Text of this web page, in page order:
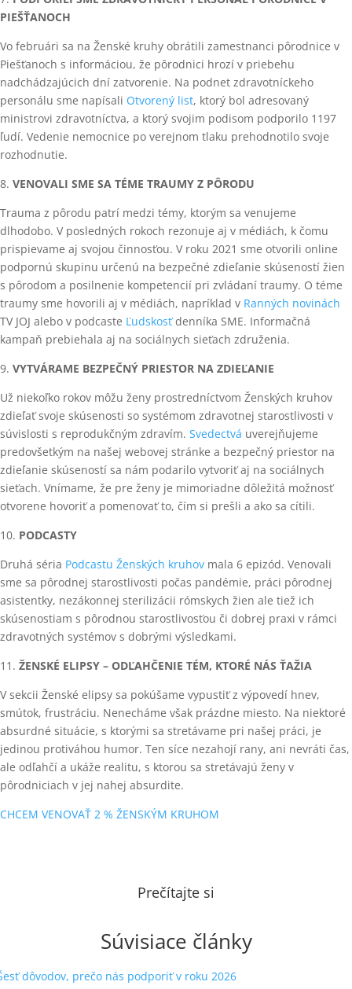
PIEŠŤANOCH
Vo februári sa na Ženské kruhy obrátili zamestnanci pôrodnice v
Piešťanoch s informáciou, že pôrodnici hrozí v priebehu
nadchádzajúcich dní zatvorenie. Na podnet zdravotníckeho
personálu sme napísali Otvorený list, ktorý bol adresovaný
ministrovi zdravotníctva, a ktorý svojim podisom podporilo 1197
ľudí. Vedenie nemocnice po verejnom tlaku prehodnotilo svoje
rozhodnutie.
8. VENOVALI SME SA TÉME TRAUMY Z PÔRODU
Trauma z pôrodu patrí medzi témy, ktorým sa venujeme
dlhodobo. V posledných rokoch rezonuje aj v médiách, k čomu
prispievame aj svojou činnosťou. V roku 2021 sme otvorili online
podpornú skupinu určenú na bezpečné zdieľanie skúseností žien
s pôrodom a posilnenie kompetencií pri zvládaní traumy. O téme
traumy sme hovorili aj v médiách, napríklad v Ranných novinách
TV JOJ alebo v podcaste Ľudskosťdenníka SME. Informačná
kampaň prebiehala aj na sociálnych sieťach združenia.
9. VYTVÁRAME BEZPEČNÝ PRIESTOR NA ZDIEĽANIE
Už niekoľko rokov môžu ženy prostredníctvom Ženských kruhov
zdieľať svoje skúsenosti so systémom zdravotnej starostlivosti v
súvislosti s reprodukčným zdravím. Svedectvá uverejňujeme
predovšetkým na našej webovej stránke a bezpečný priestor na
zdieľanie skúseností sa nám podarilo vytvoriť aj na sociálnych
sieťach. Vnímame, že pre ženy je mimoriadne dôležitá možnosť
otvorene hovoriť a pomenovať to, čím si prešli a ako sa cítili.
10. PODCASTY
Druhá séria Podcastu Ženských kruhov mala 6 epizód. Venovali
sme sa pôrodnej starostlivosti počas pandémie, práci pôrodnej
asistentky, nezákonnej sterilizácii rómskych žien ale tiež ich
skúsenostiam s pôrodnou starostlivosťou či dobrej praxi v rámci
zdravotných systémov s dobrými výsledkami.
11. ŽENSKÉ ELIPSY – ODĽAHČENIE TÉM, KTORÉ NÁS ŤAŽIA
V sekcii Ženské elipsy sa pokúšame vypustiť z výpovedí hnev,
smútok, frustráciu. Nenecháme však prázdne miesto. Na niektoré
absurdné situácie, s ktorými sa stretávame pri našej práci, je
jedinou protiváhou humor. Ten síce nezahojí rany, ani nevráti čas,
ale odľahčí a ukáže realitu, s ktorou sa stretávajú ženy v
pôrodniciach v jej nahej absurdite.
CHCEM VENOVAŤ 2 % ŽENSKÝM KRUHOM
Prečítajte si
Súvisiace články